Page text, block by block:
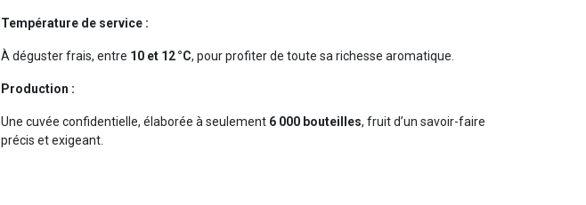
Température de service :
À déguster frais, entre 10 et 12 °C, pour profiter de toute sa richesse aromatique.
Production :
Une cuvée confidentielle, élaborée à seulement 6 000 bouteilles, fruit d’un savoir-faire
précis et exigeant.